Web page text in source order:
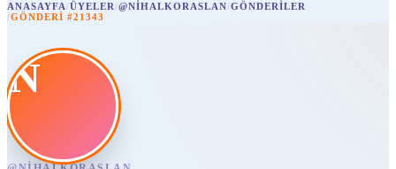
ANASAYFA/ÜYELER/@NIHALKORASLAN/GÖNDERILER
/GÖNDERI #21343
N